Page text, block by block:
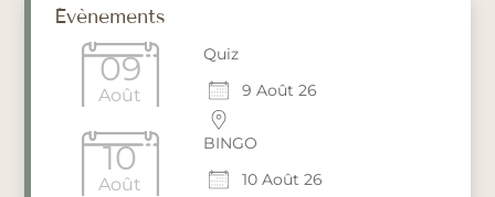
Évènements
09
Août
Quiz
9 Août 26
10
Août
BINGO
10 Août 26